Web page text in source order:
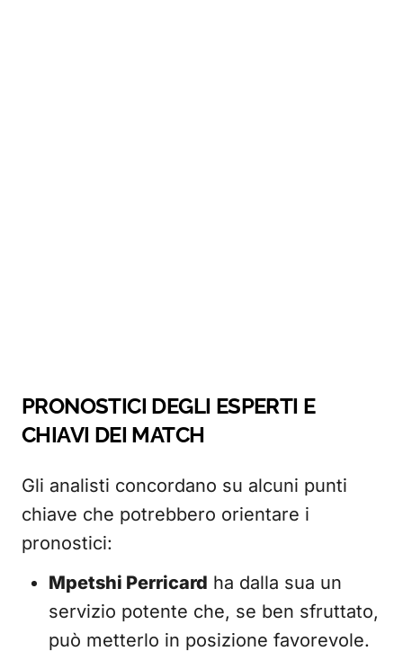
PRONOSTICI DEGLI ESPERTI E
CHIAVI DEI MATCH
Gli analisti concordano su alcuni punti
chiave che potrebbero orientare i
pronostici:
Mpetshi Perricard ha dalla sua un
servizio potente che, se ben sfruttato,
può metterlo in posizione favorevole.